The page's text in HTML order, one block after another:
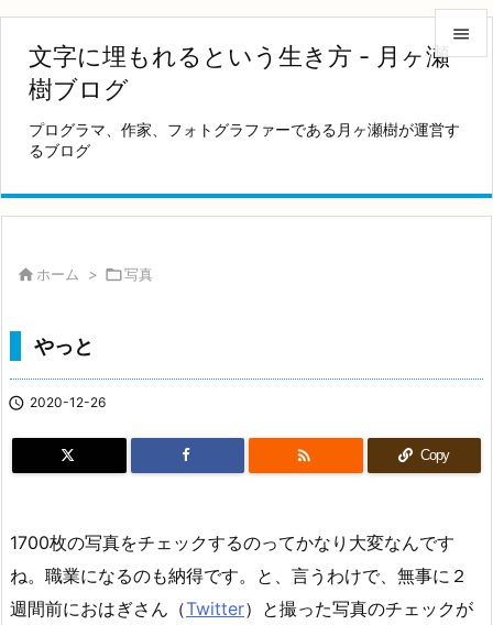
文字に埋もれるという生き方 - 月ヶ瀬
樹ブログ
プログラマ、作家、フォトグラファーである月ヶ瀬樹が運営す
るブログ



前へ
 ホーム > 写真
やっと
 2020-12-26
 Copy
1700枚の写真をチェックするのってかなり大変なんです
ね。職業になるのも納得です。と、言うわけで、無事に２
週間前におはぎさん（Twitter）と撮った写真のチェックが